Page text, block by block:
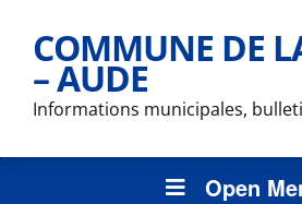
COMMUNE DE
– AUDE
Informations municipales,
Open